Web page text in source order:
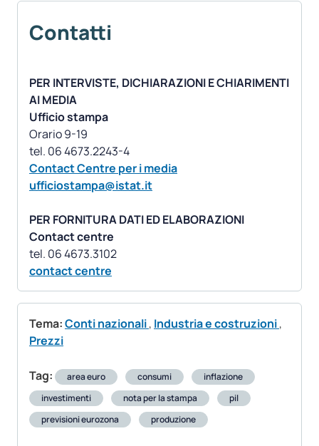
Contatti
PER INTERVISTE, DICHIARAZIONI E CHIARIMENTI
AI MEDIA
Ufficio stampa
Orario 9-19
Contact Centre per i media
ufficiostampa@istat.it
PER FORNITURA DATI ED ELABORAZIONI
Contact centre
contact centre
Tema:Conti nazionali, Industria e costruzioni,
Prezzi
Tag: area euro consumi
inflazione
investimenti
nota per la stampa
pil
previsioni eurozona
produzione